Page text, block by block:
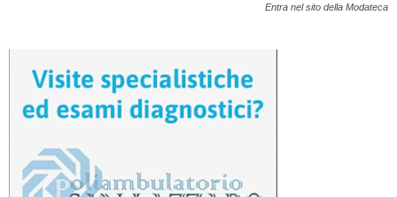
Entra nel sito della Modateca